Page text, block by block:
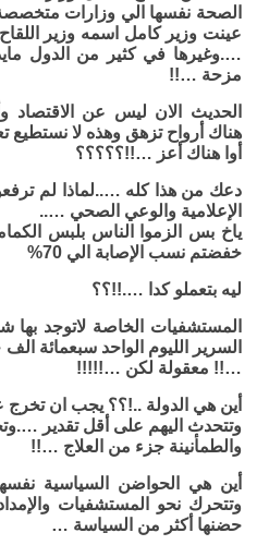
الصحة نفسها الي وزارات
عينت وزير كامل اسمه وزير
….وغيرها في كثير من الدول
مزحة …!!
الحديث الان ليس عن الاقتصاد
هناك أرواح تزهق وهذه لا نستطيع
أوا هناك أعز …!!؟؟؟؟؟
دعك من هذا كله …..لماذا لم
الإعلامية والوعي الصحي …..
ياخ بس الزموا الناس بلبس
خفضتم نسب الإصابة الي 70%
ليه بتعملو كدا ….!!؟؟
المستشفيات الخاصة لاتوجد
السرير الليوم الواحد سبعمائة
…!! معقولة لكن …!!!!!
أين هي الدولة ..!؟؟ يجب ان تخرج
وتتحدث اليهم على أقل تقدير
والطمأنينة جزء من العلاج …!!
أين هي الحواضن السياسية
وتتحرك نحو المستشفيات
حضنها أكثر من السياسة …